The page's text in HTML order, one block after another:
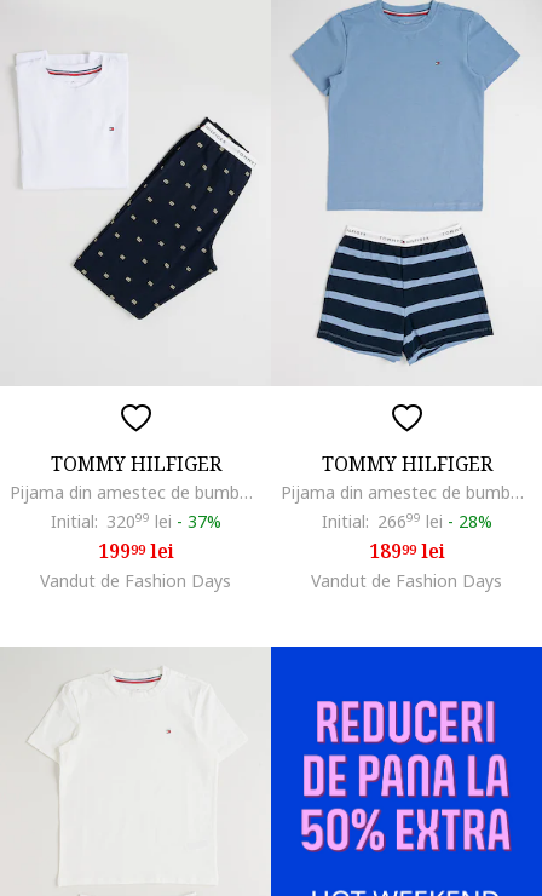
TOMMY HILFIGER
Pijama din amestec de bumbac cu pantaloni lungi, Alb/Bleumarin
Initial: 32099 lei - 37%
19999lei
Vandut de Fashion Days
TOMMY HILFIGER
Pijama din amestec de bumbac cu pantaloni scurti, Albastru inchis
Initial: 26699 lei - 28%
18999lei
Vandut de Fashion Days